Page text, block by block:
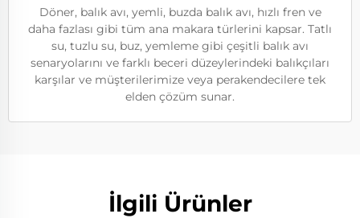
Döner, balık avı, yemli, buzda balık avı, hızlı fren ve
daha fazlası gibi tüm ana makara türlerini kapsar. Tatlı
su, tuzlu su, buz, yemleme gibi çeşitli balık avı
senaryolarını ve farklı beceri düzeylerindeki balıkçıları
karşılar ve müşterilerimize veya perakendecilere tek
elden çözüm sunar.
İlgili Ürünler